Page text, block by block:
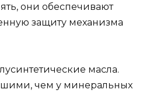
они обеспечивают
защиту механизма
масла.
чем у минеральных